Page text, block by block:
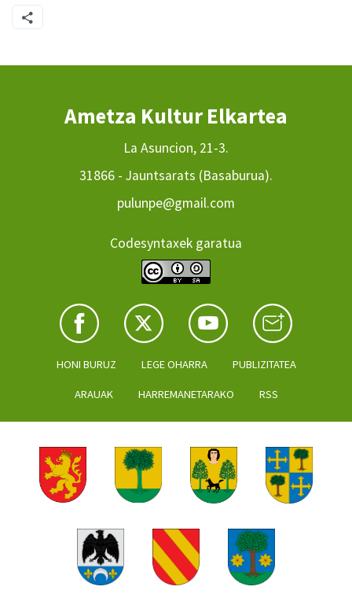
Ametza Kultur Elkartea
La Asuncion, 21-3.
31866 - Jauntsarats (Basaburua).
pulunpe@gmail.com
Codesyntaxek garatua
HONI BURUZ LEGE OHARRA PUBLIZITATEA
ARAUAK HARREMANETARAKO RSS